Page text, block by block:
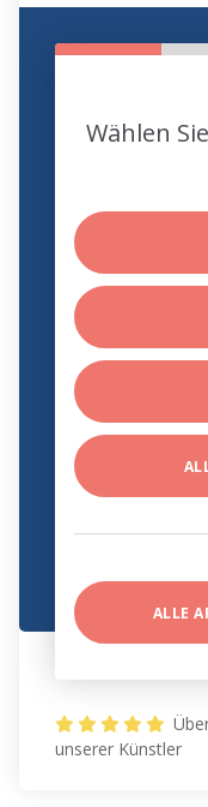
Wählen
ALLE
unserer Künstler